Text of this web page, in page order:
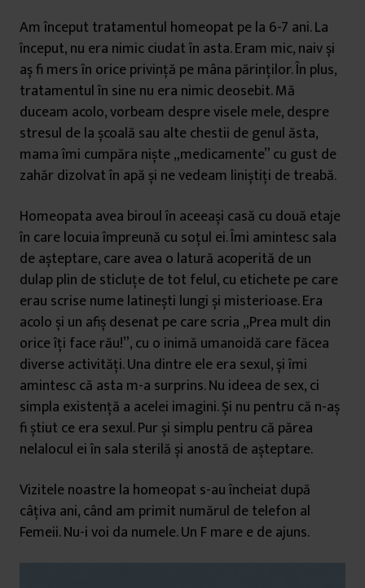
Am început tratamentul homeopat pe la 6-7 ani. La
început, nu era nimic ciudat în asta. Eram mic, naiv și
aș fi mers în orice privință pe mâna părinților. În plus,
tratamentul în sine nu era nimic deosebit. Mă
duceam acolo, vorbeam despre visele mele, despre
stresul de la școală sau alte chestii de genul ăsta,
mama îmi cumpăra niște „medicamente” cu gust de
zahăr dizolvat în apă și ne vedeam liniștiți de treabă.
Homeopata avea biroul în aceeași casă cu două etaje
în care locuia împreună cu soțul ei. Îmi amintesc sala
de așteptare, care avea o latură acoperită de un
dulap plin de sticluțe de tot felul, cu etichete pe care
erau scrise nume latinești lungi și misterioase. Era
acolo și un afiș desenat pe care scria „Prea mult din
orice îți face rău!”, cu o inimă umanoidă care făcea
diverse activități. Una dintre ele era sexul, și îmi
amintesc că asta m-a surprins. Nu ideea de sex, ci
simpla existență a acelei imagini. Și nu pentru că n-aș
fi știut ce era sexul. Pur și simplu pentru că părea
nelalocul ei în sala sterilă și anostă de așteptare.
Vizitele noastre la homeopat s-au încheiat după
câțiva ani, când am primit numărul de telefon al
Femeii. Nu-i voi da numele. Un F mare e de ajuns.